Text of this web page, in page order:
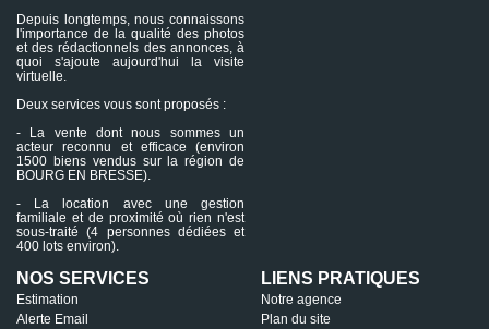
Depuis longtemps, nous connaissons
l'importance de la qualité des photos
et des rédactionnels des annonces, à
quoi s'ajoute aujourd'hui la visite
virtuelle.
Deux services vous sont proposés :
- La vente dont nous sommes un
acteur reconnu et efficace (environ
1500 biens vendus sur la région de
BOURG EN BRESSE).
- La location avec une gestion
familiale et de proximité où rien n'est
sous-traité (4 personnes dédiées et
400 lots environ).
NOS SERVICES
Estimation
Alerte Email
LIENS PRATIQUES
Notre agence
Plan du site